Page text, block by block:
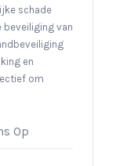
schade
beveiliging van
en
om
Op